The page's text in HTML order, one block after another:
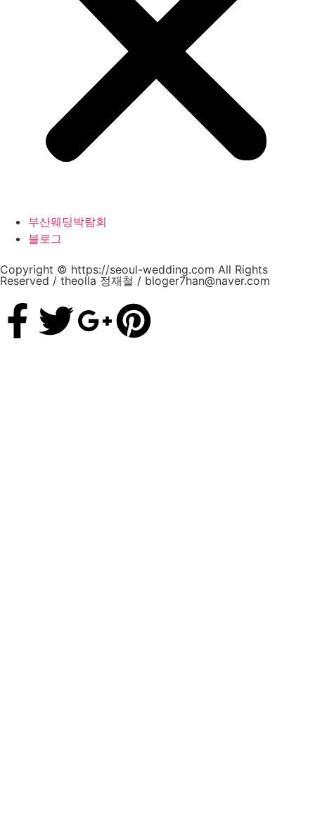
부산웨딩박람회
블로그
Copyright © https://seoul-wedding.com All Rights
Reserved / theolla 정재철 / bloger7han@naver.com